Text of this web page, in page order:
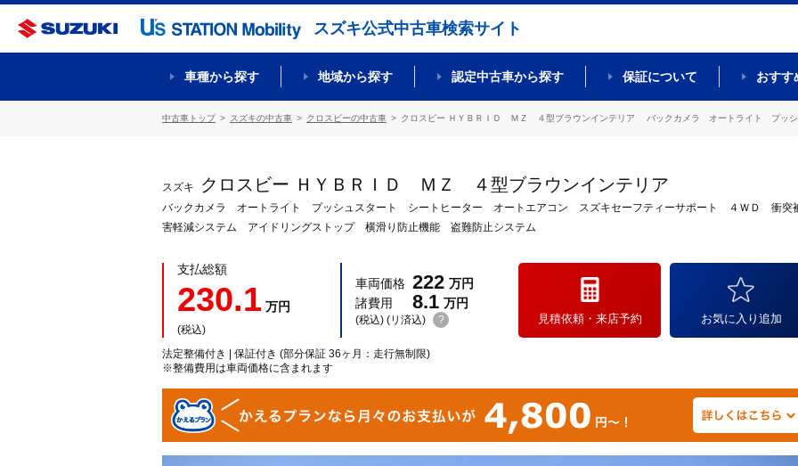
スズキ公式中古車検索サイト
車種から探す 地域から探す 認定中古車から探す 保証について おすす
中古車トップ スズキの中古車 クロスビーの中古車 クロスビー ＨＹＢＲＩＤ ＭＺ ４型ブラウンインテリア バックカメラ オートライト プッシ
スズキ クロスビー ＨＹＢＲＩＤ ＭＺ ４型ブラウンインテリア
バックカメラ オートライト プッシュスタート シートヒーター オートエアコン スズキセーフティーサポート ４ＷＤ 衝突
害軽減システム アイドリングストップ 横滑り防止機能 盗難防止システム
支払総額
230.1 万円
(税込)
車両価格 222 万円
諸費用
8.1 万円
(税込) (リ済込) ?
法定整備付き | 保証付き (部分保証 36ヶ月：走行無制限)
※整備費用は車両価格に含まれます
見積依頼・来店予約 お気に入り追加